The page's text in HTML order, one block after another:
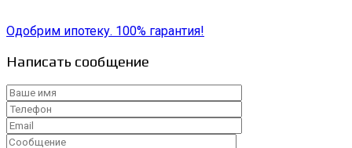
Одобрим ипотеку. 100% гарантия!
Написать сообщение